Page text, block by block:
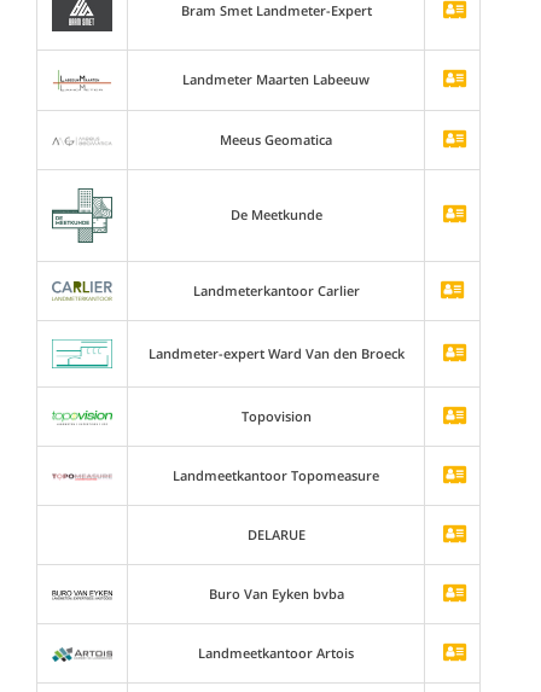
Bram Smet Landmeter-Expert
Landmeter Maarten Labeeuw
Meeus Geomatica
De Meetkunde
Landmeterkantoor Carlier
Landmeter-expert Ward Van den Broeck
Topovision
Landmeetkantoor Topomeasure
DELARUE
Buro Van Eyken bvba
Landmeetkantoor Artois